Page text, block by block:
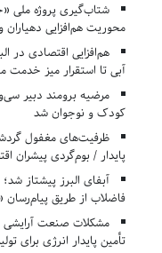
شتاب‌گیری پروژه ملی
محوریت هم‌افزایی
هم‌افزایی اقتصادی در
آبی تا استقرار میز خدمت
مرضیه برومند دبیر
کودک و نوجوان شد
ظرفیت‌های مغفول
پایدار / بوم‌گردی پیشران
فاضلاب از طریق پیام‌رسان
مشکلات صنعت آرایشی
تأمین پایدار انرژی برای